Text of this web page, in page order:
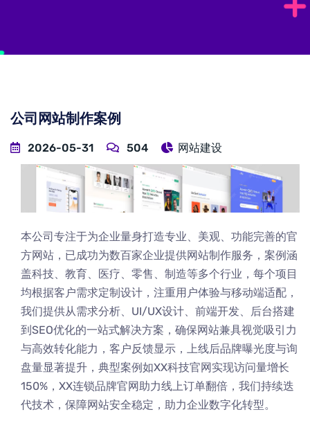
公司网站制作案例
2026-05-31 504 网站建设
本公司专注于为企业量身打造专业、美观、功能完善的官
方网站，已成功为数百家企业提供网站制作服务，案例涵
盖科技、教育、医疗、零售、制造等多个行业，每个项目
均根据客户需求定制设计，注重用户体验与移动端适配，
我们提供从需求分析、UI/UX设计、前端开发、后台搭建
到SEO优化的一站式解决方案，确保网站兼具视觉吸引力
与高效转化能力，客户反馈显示，上线后品牌曝光度与询
盘量显著提升，典型案例如XX科技官网实现访问量增长
150%，XX连锁品牌官网助力线上订单翻倍，我们持续迭
代技术，保障网站安全稳定，助力企业数字化转型。